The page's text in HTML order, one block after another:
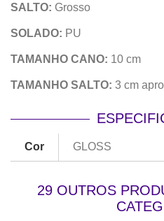
SALTO: Grosso
SOLADO: PU
TAMANHO CANO: 10 cm
TAMANHO SALTO: 3 cm
Cor GLOSS
29 OUTROS